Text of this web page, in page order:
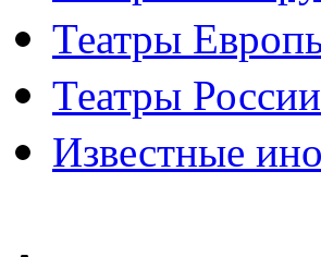
Театры
Театры России
Известные